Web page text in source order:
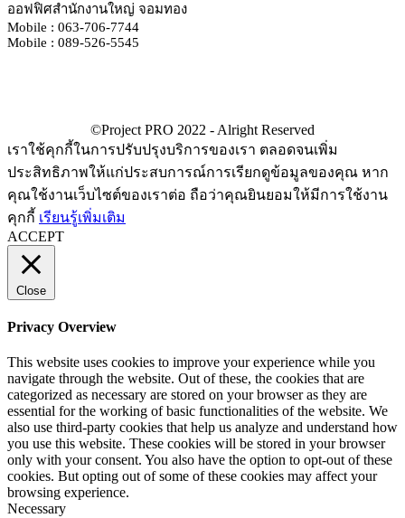
ออฟฟิศสำนักงานใหญ่ จอมทอง
Mobile : 063-706-7744
Mobile : 089-526-5545
เราใช้คุกกี้ในการปรับปรุงบริการของเรา ตลอดจนเพิ่ม
ประสิทธิภาพให้แก่ประสบการณ์การเรียกดูข้อมูลของคุณ หาก
คุณใช้งานเว็บไซต์ของเราต่อ ถือว่าคุณยินยอมให้มีการใช้งาน
คุกกี้ เรียนรู้เพิ่มเติม
ACCEPT
Close
Privacy Overview
This website uses cookies to improve your experience while you
navigate through the website. Out of these, the cookies that are
categorized as necessary are stored on your browser as they are
essential for the working of basic functionalities of the website. We
also use third-party cookies that help us analyze and understand how
you use this website. These cookies will be stored in your browser
only with your consent. You also have the option to opt-out of these
cookies. But opting out of some of these cookies may affect your
browsing experience.
Necessary